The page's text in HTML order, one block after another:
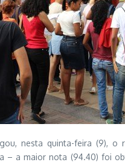
nesta quinta-feira (9), o
a maior nota (94.40) foi